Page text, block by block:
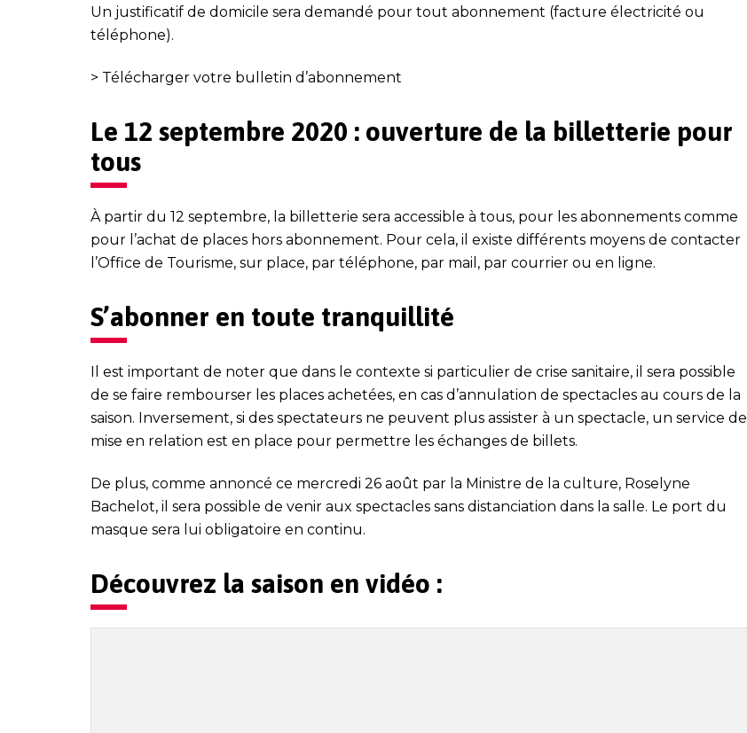
Un justificatif de domicile sera demandé pour tout abonnement (facture électricité ou
téléphone).
> Télécharger votre bulletin d’abonnement
Le 12 septembre 2020 : ouverture de la billetterie pour
tous
À partir du 12 septembre, la billetterie sera accessible à tous, pour les abonnements comme
pour l’achat de places hors abonnement. Pour cela, il existe différents moyens de contacter
l’Office de Tourisme, sur place, par téléphone, par mail , par courrier ou en ligne.
S’abonner en toute tranquillité
Il est important de noter que dans le contexte si particulier de crise sanitaire, il sera possible
de se faire rembourser les places achetées, en cas d’annulation de spectacles au cours de l a
saison. Inversement, si des spectateurs ne peuvent plus assister à un spectacle, un service de
mise en relation est en place pour permettre les échanges de billets.
De plus, comme annoncé ce mercredi 26 août par la Ministre de la culture, Roselyne
Bachelot, il sera possible de venir aux spectacles sans distanciation dans l a salle. Le port du
masque sera lui obligatoire en continu.
Découvrez la saison en vidéo :